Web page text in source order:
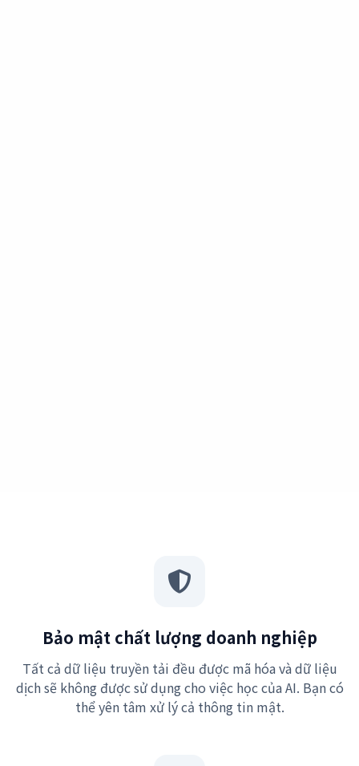
Bảo mật chất lượng doanh nghiệp
Tất cả dữ liệu truyền tải đều được mã hóa và dữ liệu
dịch sẽ không được sử dụng cho việc học của AI. Bạn có
thể yên tâm xử lý cả thông tin mật.